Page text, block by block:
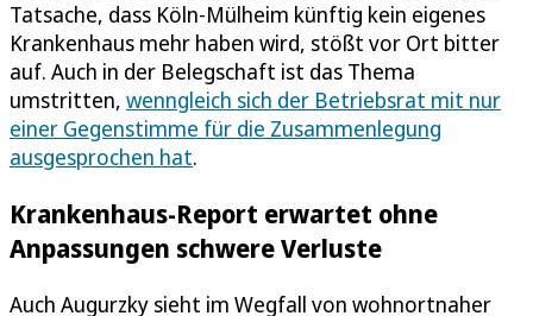
Tatsache, dass Köln-Mülheim künftig kein eigenes
Krankenhaus mehr haben wird, stößt vor Ort bitter
auf. Auch in der Belegschaft ist das Thema
umstritten, wenngleich sich der Betriebsrat mit nur
einer Gegenstimme für die Zusammenlegung
ausgesprochen hat.
Krankenhaus-Report erwartet ohne
Anpassungen schwere Verluste
Auch Augurzky sieht im Wegfall von wohnortnaher